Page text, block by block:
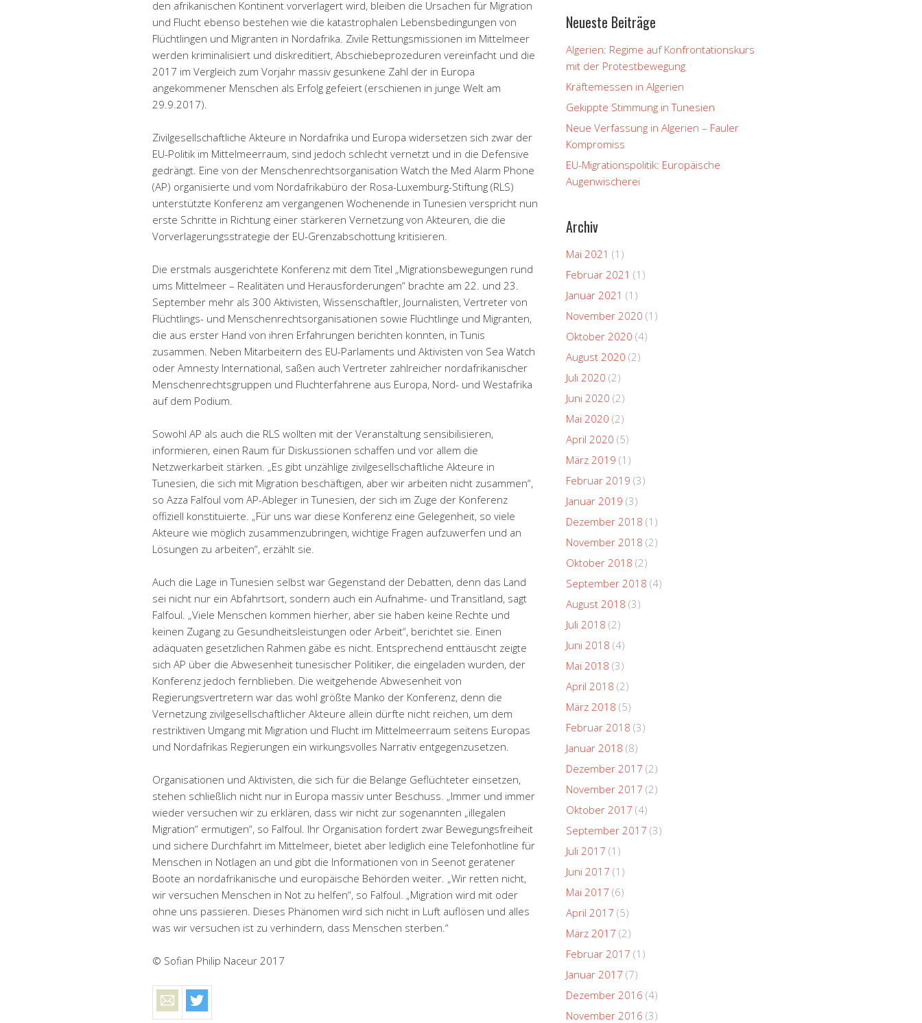
den afrikanischen Kontinent vorverlagert wird, bleiben die Ursachen für Migration
und Flucht ebenso bestehen wie die katastrophalen Lebensbedingungen von
Flüchtlingen und Migranten in Nordafrika. Zivile Rettungsmissionen im Mittelmeer
werden kriminalisiert und diskreditiert, Abschiebeprozeduren vereinfacht und die
2017 im Vergleich zum Vorjahr massiv gesunkene Zahl der in Europa
angekommener Menschen als Erfolg gefeiert (erschienen in junge Welt am
29.9.2017).
Zivilgesellschaftliche Akteure in Nordafrika und Europa widersetzen sich zwar der
EU-Politik im Mittelmeerraum, sind jedoch schlecht vernetzt und in die Defensive
gedrängt. Eine von der Menschenrechtsorganisation Watch the Med Alarm Phone
(AP) organisierte und vom Nordafrikabüro der Rosa-Luxemburg-Stiftung (RLS)
unterstützte Konferenz am vergangenen Wochenende in Tunesien verspricht nun
erste Schritte in Richtung einer stärkeren Vernetzung von Akteuren, die die
Vorverlagerungsstrategie der EU-Grenzabschottung kritisieren.
Die erstmals ausgerichtete Konferenz mit dem Titel „Migrationsbewegungen rund
ums Mittelmeer – Realitäten und Herausforderungen“ brachte am 22. und 23.
September mehr als 300 Aktivisten, Wissenschaftler, Journalisten, Vertreter von
Flüchtlings- und Menschenrechtsorganisationen sowie Flüchtlinge und Migranten,
die aus erster Hand von ihren Erfahrungen berichten konnten, in Tunis
zusammen. Neben Mitarbeitern des EU-Parlaments und Aktivisten von Sea Watch
oder Amnesty International, saßen auch Vertreter zahlreicher nordafrikanischer
Menschenrechtsgruppen und Fluchterfahrene aus Europa, Nord- und Westafrika
auf dem Podium.
Sowohl AP als auch die RLS wollten mit der Veranstaltung sensibilisieren,
informieren, einen Raum für Diskussionen schaffen und vor allem die
Netzwerkarbeit stärken. „Es gibt unzählige zivilgesellschaftliche Akteure in
Tunesien, die sich mit Migration beschäftigen, aber wir arbeiten nicht zusammen“,
so Azza Falfoul vom AP-Ableger in Tunesien, der sich im Zuge der Konferenz
offiziell konstituierte. „Für uns war diese Konferenz eine Gelegenheit, so viele
Akteure wie möglich zusammenzubringen, wichtige Fragen aufzuwerfen und an
Lösungen zu arbeiten“, erzählt sie.
Auch die Lage in Tunesien selbst war Gegenstand der Debatten, denn das Land
sei nicht nur ein Abfahrtsort, sondern auch ein Aufnahme- und Transitland, sagt
Falfoul. „Viele Menschen kommen hierher, aber sie haben keine Rechte und
keinen Zugang zu Gesundheitsleistungen oder Arbeit“, berichtet sie. Einen
adäquaten gesetzlichen Rahmen gäbe es nicht. Entsprechend enttäuscht zeigte
sich AP über die Abwesenheit tunesischer Politiker, die eingeladen wurden, der
Konferenz jedoch fernblieben. Die weitgehende Abwesenheit von
Regierungsvertretern war das wohl größte Manko der Konferenz, denn die
Vernetzung zivilgesellschaftlicher Akteure allein dürfte nicht reichen, um dem
restriktiven Umgang mit Migration und Flucht im Mittelmeerraum seitens Europas
und Nordafrikas Regierungen ein wirkungsvolles Narrativ entgegenzusetzen.
Organisationen und Aktivisten, die sich für die Belange Geflüchteter einsetzen,
stehen schließlich nicht nur in Europa massiv unter Beschuss. „Immer und immer
wieder versuchen wir zu erklären, dass wir nicht zur sogenannten „illegalen
Migration“ ermutigen“, so Falfoul. Ihr Organisation fordert zwar Bewegungsfreiheit
und sichere Durchfahrt im Mittelmeer, bietet aber lediglich eine Telefonhotline für
Menschen in Notlagen an und gibt die Informationen von in Seenot geratener
Boote an nordafrikanische und europäische Behörden weiter. „Wir retten nicht,
wir versuchen Menschen in Not zu helfen“, so Falfoul. „Migration wird mit oder
ohne uns passieren. Dieses Phänomen wird sich nicht in Luft auflösen und alles
was wir versuchen ist zu verhindern, dass Menschen sterben.“
© Sofian Philip Naceur 2017
Neueste Beiträge
Algerien: Regime auf Konfrontationskurs
mit der Protestbewegung
Kräftemessen in Algerien
Gekippte Stimmung in Tunesien
Neue Verfassung in Algerien – Fauler
Kompromiss
EU-Migrationspolitik: Europäische
Augenwischerei
Archiv
Mai 2021 (1)
Februar 2021 (1)
Januar 2021 (1)
November 2020 (1)
Oktober 2020 (4)
August 2020 (2)
Juli 2020 (2)
Juni 2020 (2)
Mai 2020 (2)
April 2020 (5)
März 2019 (1)
Februar 2019 (3)
Januar 2019 (3)
Dezember 2018 (1)
November 2018 (2)
Oktober 2018 (2)
September 2018 (4)
August 2018 (3)
Juli 2018 (2)
Juni 2018 (4)
Mai 2018 (3)
April 2018 (2)
März 2018 (5)
Februar 2018 (3)
Januar 2018 (8)
Dezember 2017 (2)
November 2017 (2)
Oktober 2017 (4)
September 2017 (3)
Juli 2017 (1)
Juni 2017 (1)
Mai 2017 (6)
April 2017 (5)
März 2017 (2)
Februar 2017 (1)
Januar 2017 (7)
Dezember 2016 (4)
November 2016 (3)